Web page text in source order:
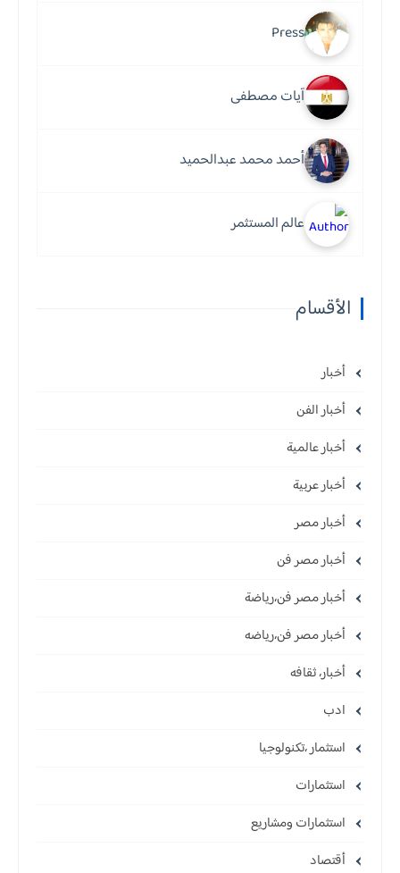
Press
آيات مصطفى
أحمد محمد عبدالحميد
عالم المستثمر
الأقسام
أخبار
أخبار الفن
أخبار عالمية
أخبار عربية
أخبار مصر
أخبار مصر فن
أخبار مصر فن،رياضة
أخبار مصر فن،رياضه
أخبار، ثقافه
ادب
استثمار ،تكنولوجيا
استثمارات
استثمارات ومشاريع
أقتصاد